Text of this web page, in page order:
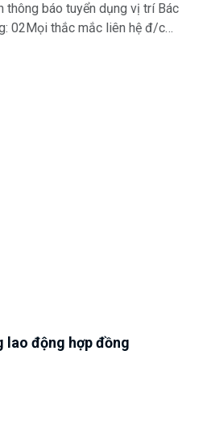
thông báo tuyển dụng vị trí Bác
02Mọi thắc mắc liên hệ đ/c
lao động hợp đồng